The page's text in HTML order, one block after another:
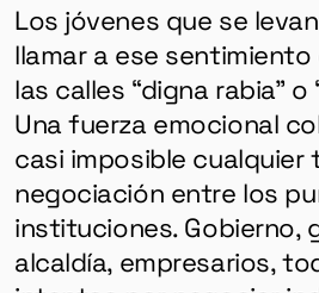
Los jóvenes que se
llamar a ese
las calles “digna rabia” o
Una fuerza emocional
casi imposible cualquier
negociación entre los
instituciones. Gobierno,
alcaldía, empresarios,